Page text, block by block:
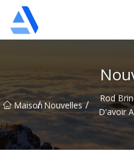
Maison
/ Nouvelles /
Rod
D'avoir